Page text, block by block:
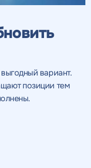
вариант.
позиции тем